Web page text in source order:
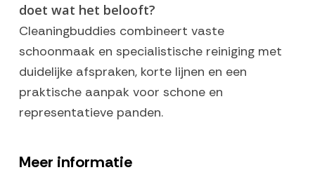
doet wat het belooft?
Cleaningbuddies combineert vaste
schoonmaak en specialistische reiniging met
duidelijke afspraken, korte lijnen en een
praktische aanpak voor schone en
representatieve panden.
Meer informatie